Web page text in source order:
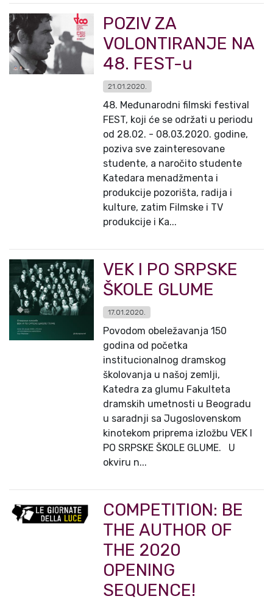
POZIV ZA
VOLONTIRANJE NA
48. FEST-u
21.01.2020.
48. Međunarodni filmski festival
FEST, koji će se održati u periodu
od 28.02. - 08.03.2020. godine,
poziva sve zainteresovane
studente, a naročito studente
Katedara menadžmenta i
produkcije pozorišta, radija i
kulture, zatim Filmske i TV
produkcije i Ka...
VEK I PO SRPSKE
ŠKOLE GLUME
17.01.2020.
Povodom obeležavanja 150
godina od početka
institucionalnog dramskog
školovanja u našoj zemlji,
Katedra za glumu Fakulteta
dramskih umetnosti u Beogradu
u saradnji sa Jugoslovenskom
kinotekom priprema izložbu VEK I
PO SRPSKE ŠKOLE GLUME. U
okviru n...
COMPETITION: BE
THE AUTHOR OF
THE 2020
OPENING
SEQUENCE!